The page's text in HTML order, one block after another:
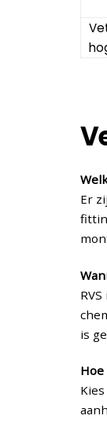
Er
is